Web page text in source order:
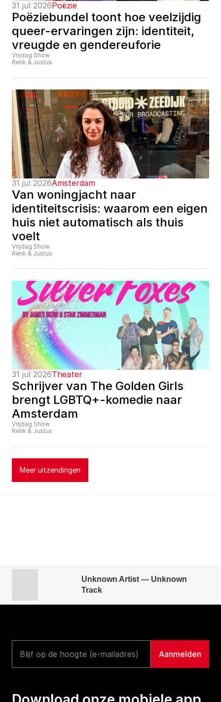
31 jul 2026Poëzie
Poëziebundel toont hoe veelzijdig
queer-ervaringen zijn: identiteit,
vreugde en gendereuforie
Vrijdag Show
Renk & Justus
31 jul 2026Amsterdam
Van woningjacht naar
identiteitscrisis: waarom een eigen
huis niet automatisch als thuis
voelt
Vrijdag Show
Renk & Justus
31 jul 2026Theater
Schrijver van The Golden Girls
brengt LGBTQ+-komedie naar
Amsterdam
Vrijdag Show
Renk & Justus
Meer uitzendingen
Unknown Artist — Unknown
Track